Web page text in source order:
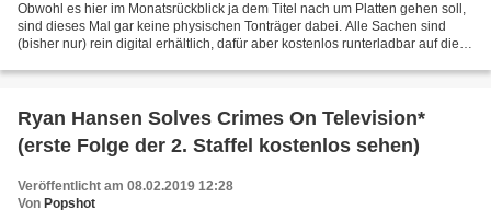
Obwohl es hier im Monatsrückblick ja dem Titel nach um Platten gehen soll,
sind dieses Mal gar keine physischen Tonträger dabei. Alle Sachen sind
(bisher nur) rein digital erhältlich, dafür aber kostenlos runterladbar auf die
Ryan Hansen Solves Crimes On Television*
(erste Folge der 2. Staffel kostenlos sehen)
Veröffentlicht am 08.02.2019 12:28
Von Popshot